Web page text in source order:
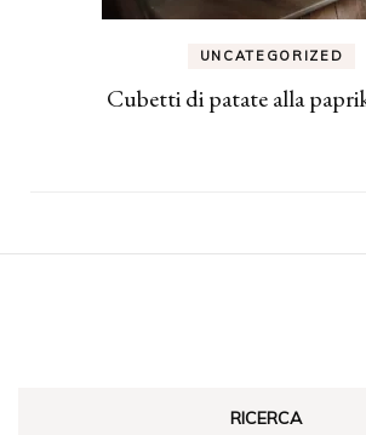
UNCATEGORIZED
Cubetti di patate alla
RICERCA